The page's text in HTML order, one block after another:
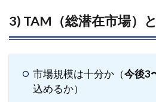
7
テ
ス
ト
3) TAM（総潜在市場）
市場規模は十分か（今後3
込めるか）